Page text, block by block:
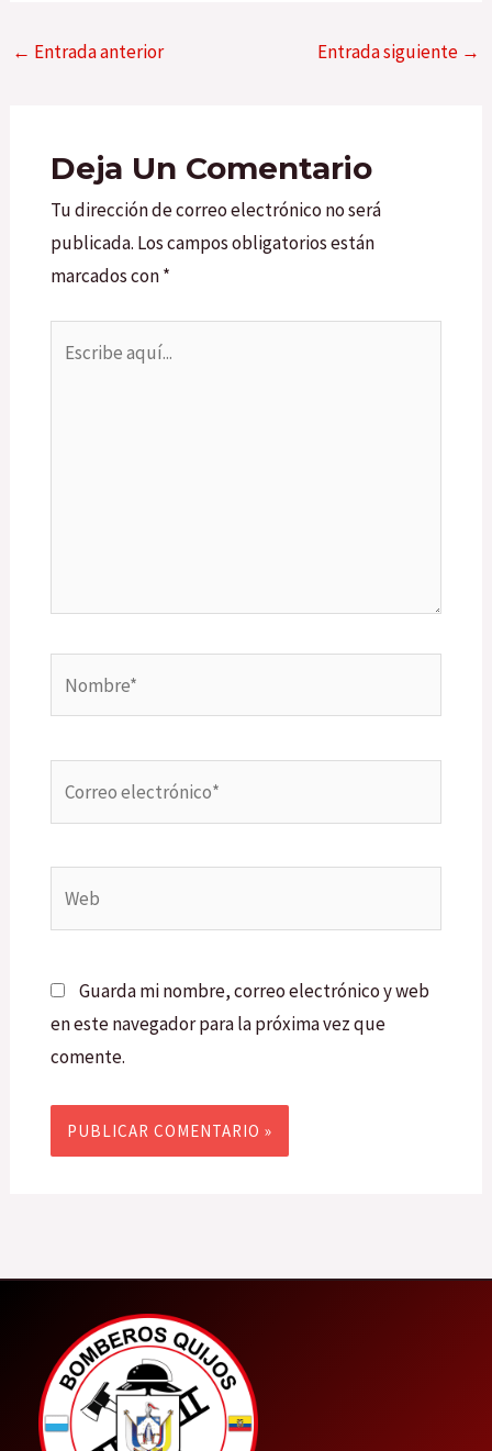
← Entrada anterior Entrada siguiente →
Deja Un Comentario
Tu dirección de correo electrónico no será
publicada. Los campos obligatorios están
marcados con*
Guarda mi nombre, correo electrónico y web
en este navegador para la próxima vez que
comente.